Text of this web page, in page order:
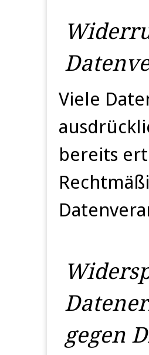
Viele
bereits
gegen